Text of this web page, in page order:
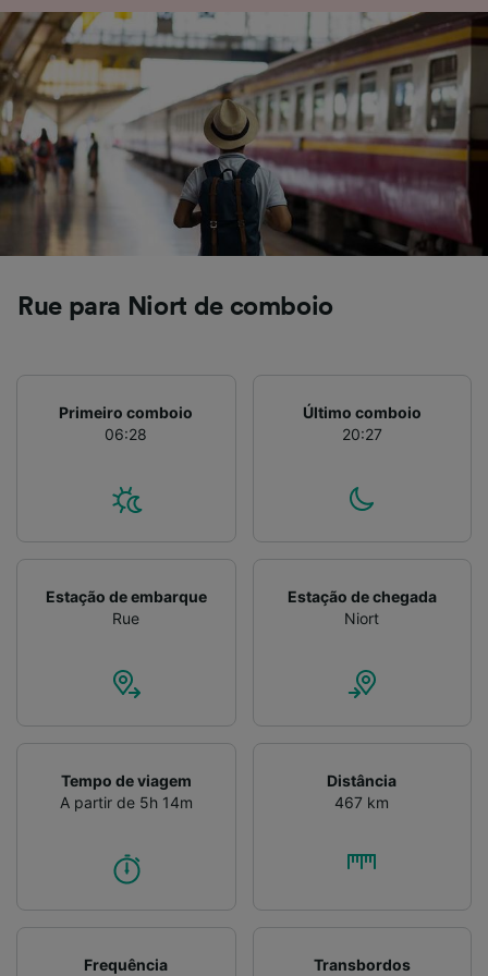
Rue para Niort de comboio
Primeiro comboio
06:28
Último comboio
20:27
Estação de embarque
Rue
Estação de chegada
Niort
Tempo de viagem
A partir de 5h 14m
Distância
467 km
Frequência Transbordos
Nós e nossos parceiros processamos os
dados para fornecer:
Usar dados exatos de geolocalização.
Verificar ativamente as características do
dispositivo para identificação. Armazenar e/ou
acessar informações em um dispositivo.
Publicidade e conteúdo personalizados,
medição de publicidade e conteúdo, pesquisa
de público e desenvolvimento de serviços..
Lista de parceiros (fornecedores)